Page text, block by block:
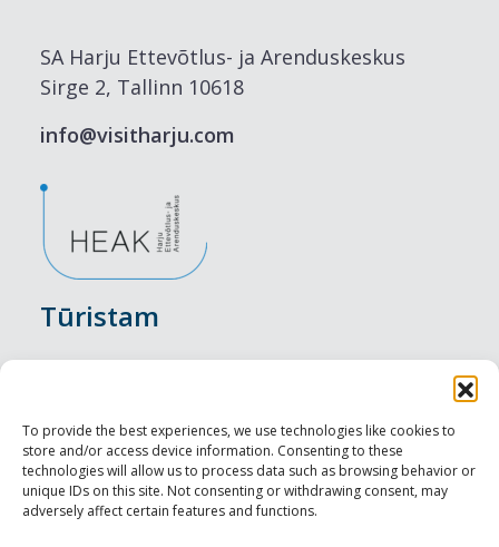
To provide the best experiences, we use technologies like cookies to
store and/or access device information. Consenting to these
technologies will allow us to process data such as browsing behavior or
unique IDs on this site. Not consenting or withdrawing consent, may
adversely affect certain features and functions.
SA Harju Ettevõtlus- ja Arenduskeskus
Sirge 2, Tallinn 10618
info@visitharju.com
Tūristam
Nakšņošana
Vietas maltītei
Apskates objekti